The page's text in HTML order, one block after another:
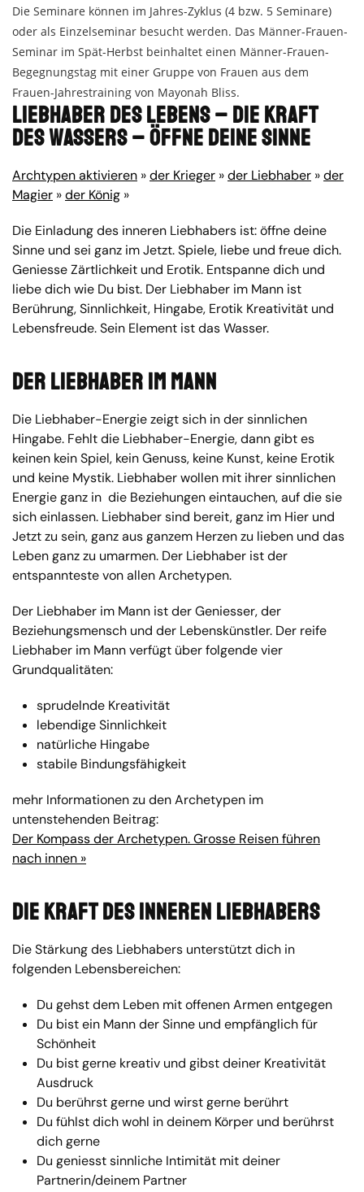
Die Seminare können im Jahres-Zyklus (4 bzw. 5 Seminare)
oder als Einzelseminar besucht werden. Das Männer-Frauen-
Seminar im Spät-Herbst beinhaltet einen Männer-Frauen-
Begegnungstag mit einer Gruppe von Frauen aus dem
Frauen-Jahrestraining von Mayonah Bliss.
Liebhaber des Lebens – Die Kraft
des Wassers – Öffne deine Sinne
Archtypen aktivieren »der Krieger »der Liebhaber »der
Magier »der König »
Die Einladung des inneren Liebhabers ist: öffne deine
Sinne und sei ganz im Jetzt. Spiele, liebe und freue dich.
Geniesse Zärtlichkeit und Erotik. Entspanne dich und
liebe dich wie Du bist. Der Liebhaber im Mann ist
Berührung, Sinnlichkeit, Hingabe, Erotik Kreativität und
Lebensfreude. Sein Element ist das Wasser.
Der Liebhaber im Mann
Die Liebhaber-Energie zeigt sich in der sinnlichen
Hingabe. Fehlt die Liebhaber-Energie, dann gibt es
keinen kein Spiel, kein Genuss, keine Kunst, keine Erotik
und keine Mystik. Liebhaber wollen mit ihrer sinnlichen
Energie ganz in die Beziehungen eintauchen, auf die sie
sich einlassen. Liebhaber sind bereit, ganz im Hier und
Jetzt zu sein, ganz aus ganzem Herzen zu lieben und das
Leben ganz zu umarmen. Der Liebhaber ist der
entspannteste von allen Archetypen.
Der Liebhaber im Mann ist der Geniesser, der
Beziehungsmensch und der Lebenskünstler. Der reife
Liebhaber im Mann verfügt über folgende vier
Grundqualitäten:
sprudelnde Kreativität
lebendige Sinnlichkeit
natürliche Hingabe
stabile Bindungsfähigkeit
mehr Informationen zu den Archetypen im
untenstehenden Beitrag:
Der Kompass der Archetypen. Grosse Reisen führen
nach innen »
Die Kraft des inneren Liebhabers
Die Stärkung des Liebhabers unterstützt dich in
folgenden Lebensbereichen:
Du gehst dem Leben mit offenen Armen entgegen
Du bist ein Mann der Sinne und empfänglich für
Schönheit
Du bist gerne kreativ und gibst deiner Kreativität
Ausdruck
Du berührst gerne und wirst gerne berührt
Du fühlst dich wohl in deinem Körper und berührst
dich gerne
Du geniesst sinnliche Intimität mit deiner
Partnerin/deinem Partner